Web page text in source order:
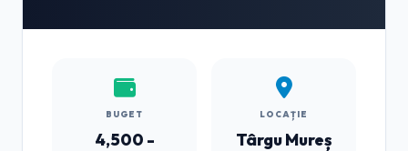
BUGET
4,500 -
LOCAȚIE
Târgu Mureș